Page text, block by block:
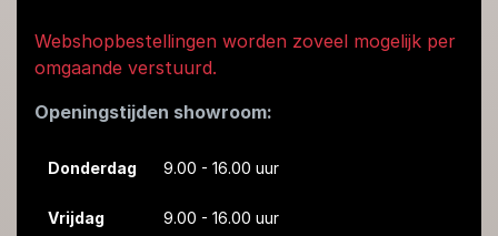
Webshopbestellingen worden zoveel mogelijk per
omgaande verstuurd.
Openingstijden showroom:
Donderdag 9.00 - 16.00 uur
Vrijdag 9.00 - 16.00 uur